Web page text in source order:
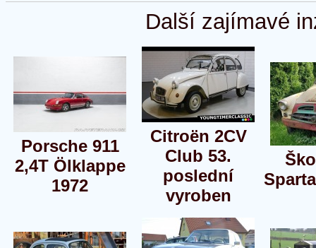
Další zajímavé
Porsche 911
2,4T Ölklappe
1972
Citroën 2CV
Club 53.
poslední
vyroben